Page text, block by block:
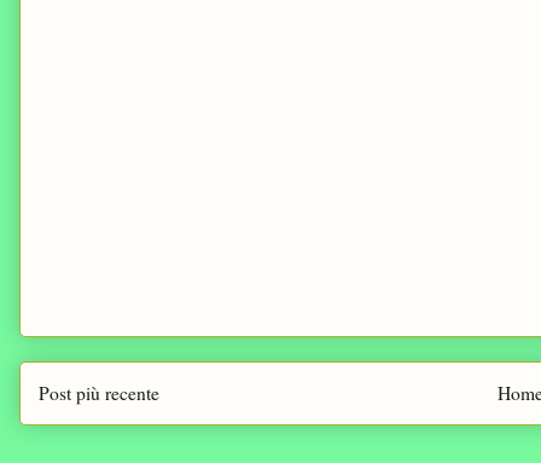
Post più recente